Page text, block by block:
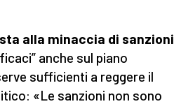
alla minaccia di sanzioni
anche sul piano
sufficienti a reggere il
«Le sanzioni non sono